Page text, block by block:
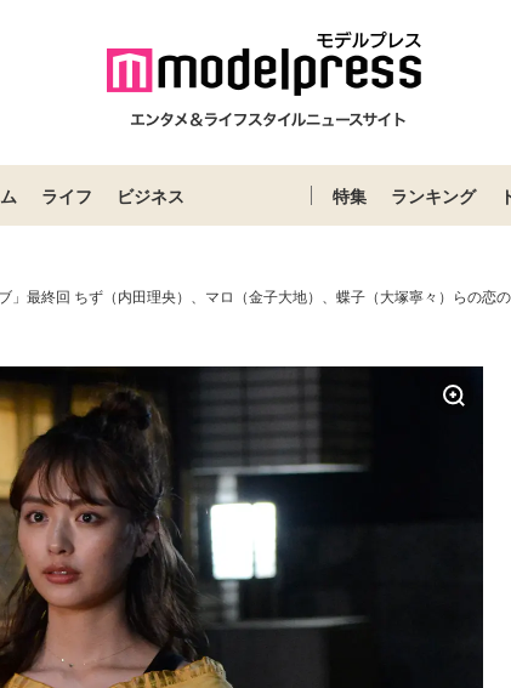
ライフ ビジネス 特集 ランキング
」最終回 ちず（内田理央）、マロ（金子大地）、蝶子（大塚寧々）らの恋の